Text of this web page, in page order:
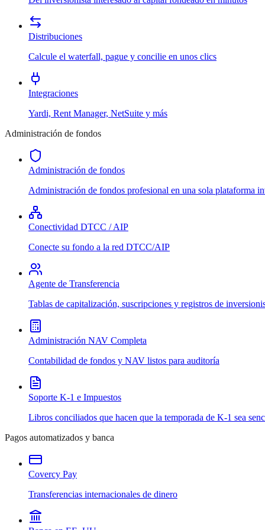
Distribuciones
Calcule el waterfall, pague y concilie en unos clics
Integraciones
Yardi, Rent Manager, NetSuite y más
Administración de fondos
Administración de fondos
Administración de fondos profesional en una sola plataforma
Conectividad DTCC / AIP
Conecte su fondo a la red DTCC/AIP
Agente de Transferencia
Tablas de capitalización, suscripciones y registros de
Administración NAV Completa
Contabilidad de fondos y NAV listos para auditoría
Soporte K-1 e Impuestos
Libros conciliados que hacen que la temporada de K-1 sea
Pagos automatizados y banca
Covercy Pay
Transferencias internacionales de dinero